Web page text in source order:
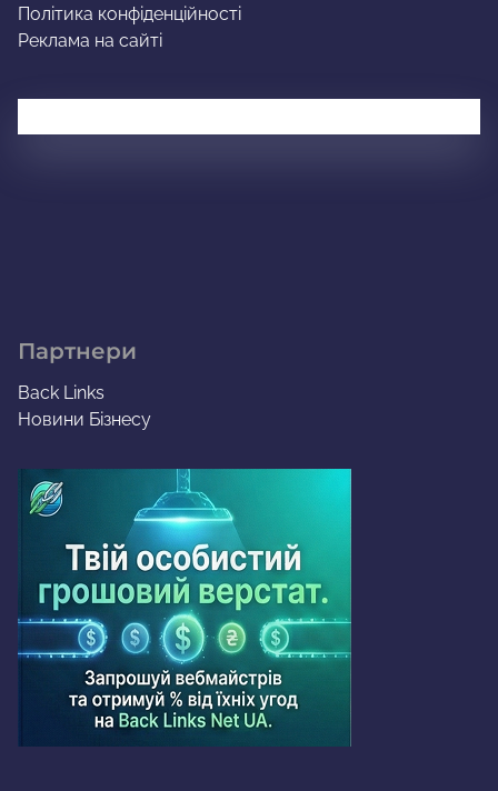
Політика конфіденційності
Реклама на сайті
Партнери
Back Links
Новини Бізнесу